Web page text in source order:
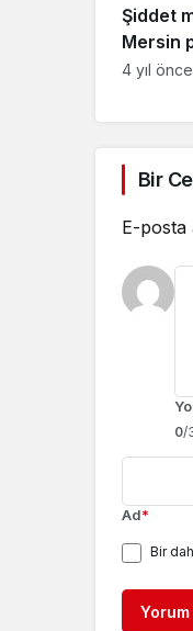
Şiddet
Mersin
hayata
4 yıl önce
Bir
E-posta
0/
Ad*
Bir